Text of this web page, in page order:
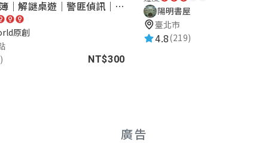
罪證紀念簿｜解謎桌遊｜警匪偵訊｜室內遊戲
原創
NT$300
陽明書屋
臺北市
4.8(219)
廣告